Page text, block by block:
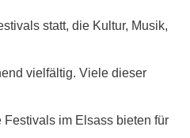
statt, die Kultur, Musik,
vielfältig. Viele dieser
im Elsass bieten für